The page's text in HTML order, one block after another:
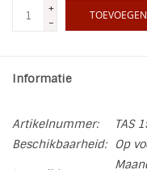
+
-
Informatie
Artikelnummer:
TAS
Beschikbaarheid:
Op